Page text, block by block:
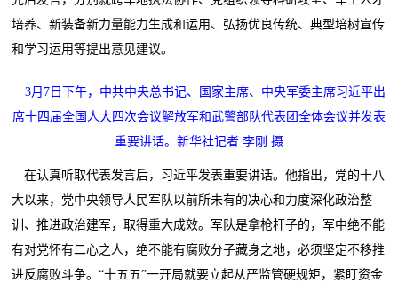
培养、新装备新力量能力生成和运用、弘扬优良传统、典型培树宣传
和学习运用等提出意见建议。
3月7日下午，中共中央总书记、国家主席、中央军委主席习近平出
席十四届全国人大四次会议解放军和武警部队代表团全体会议并发表
重要讲话。新华社记者 李刚 摄
在认真听取代表发言后，习近平发表重要讲话。他指出，党的十八
大以来，党中央领导人民军队以前所未有的决心和力度深化政治整
训、推进政治建军，取得重大成效。军队是拿枪杆子的，军中绝不能
有对党怀有二心之人，绝不能有腐败分子藏身之地，必须坚定不移推
进反腐败斗争。“十五五”一开局就要立起从严监管硬规矩，紧盯资金